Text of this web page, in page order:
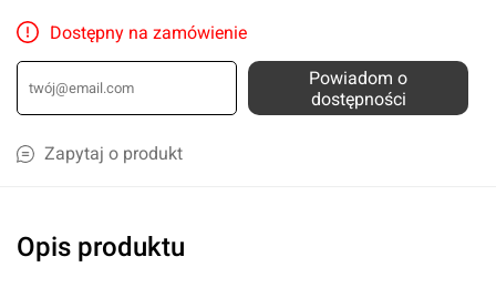
Dostępny na zamówienie
Powiadom o
dostępności
Zapytaj o produkt
Opis produktu